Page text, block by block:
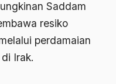
Saddam
resiko
perdamaian
Irak.